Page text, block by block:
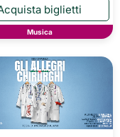
Musica